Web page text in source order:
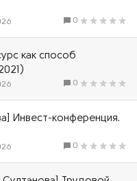
0
как способ
0
Инвест-конференция.
0